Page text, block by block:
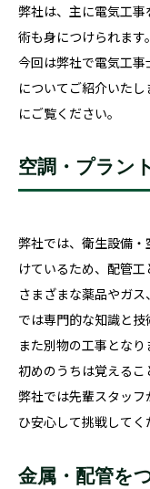
弊社は、主に電気工
術も身につけられます。
今回は弊社で電気工
についてご紹介いた
にご覧ください。
空調・プラン
弊社では、衛生設備
けているため、配管工
さまざまな薬品やガ
では専門的な知識と
また別物の工事となり
初めのうちは覚えるこ
弊社では先輩スタッ
ひ安心して挑戦してく
金属・配管を